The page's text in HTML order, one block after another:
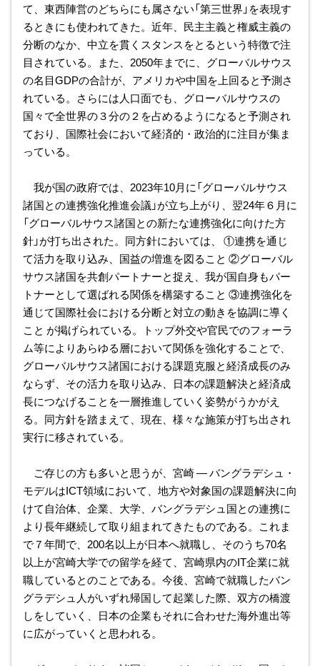
て、東西陣営のどちらにも属さない「第三世界」を表現す
るときにも使われてきた。近年、民主主義と権威主義の
分断のなか、中立を貫くスタンスをとるという特徴で注
目されている。また、2050年までに、グローバルサウス
の名目GDPの合計が、アメリカや中国を上回ると予測さ
れている。さらには人口面でも、グローバルサウスの
国々で全世界の３分の２を占めるようになると予測され
ており、国際社会において経済的・政治的に注目が集ま
っている。
我が国の政府では、2023年10月に「グローバルサウス
諸国との連携強化推進会議」が立ち上がり、翌24年６月に
「グローバルサウス諸国との新たな連携強化に向けた方
針」が打ち出された。同方針においては、 ①連携を通じ
て活力を取り込み、国益の増進を図ること ②グローバル
サウス諸国を共創パートナーと捉え、我が国自身もパー
トナーとして選ばれる関係を構築すること ③連携強化を
通じて国際社会における分断と対立の動きを協調に導く
こと が掲げられている。トップ外交や官民でのフォーラ
ム等によりあらゆる層において関係を強化することで、
グローバルサウス諸国における課題克服と経済成長のみ
ならず、その活力を取り込み、日本の課題解決と経済成
長につなげることを一層推進していく姿勢がうかがえ
る。同方針を踏まえて、現在、様々な施策が打ち出され
実行に移されている。
ご存じの方も多いと思うが、宮崎 ― バングラデシュ・
モデルはICT領域において、地方や対象国の課題解決に向
けて自治体、企業、大学、バングラデシュ国との連携に
より長年継続して取り組まれてきたものである。これま
で７年間で、200名以上が日本へ就職し、そのうち70名
以上が宮崎大学での留学を経て、宮崎県内のIT企業に就
職しているとのことである。今後、宮崎で就職したバン
グラデシュ人がいずれ帰国して起業した際、双方の橋渡
しをしていく、日本の企業もそれに合わせた海外進出等
に広がっていくと思われる。